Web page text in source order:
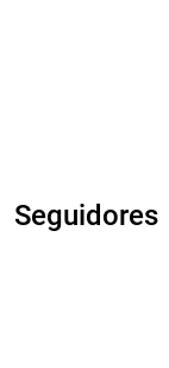
Seguidores